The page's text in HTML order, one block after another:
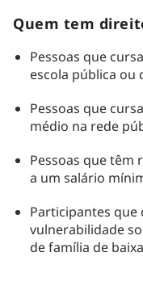
Quem tem
Pessoas que
escola pública ou
Pessoas que
médio na rede
Pessoas que
a um salário
Participantes que
vulnerabilidade
de família de